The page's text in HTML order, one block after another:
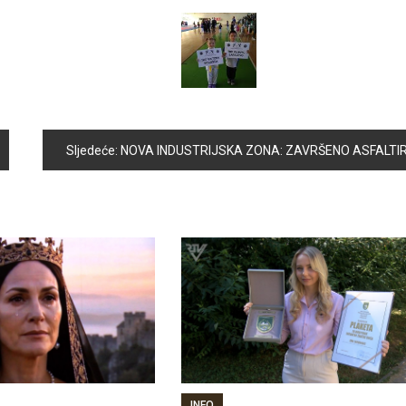
Sljedeće: NOVA INDUSTRIJSKA ZONA: ZAVRŠENO ASFALTIRANJE